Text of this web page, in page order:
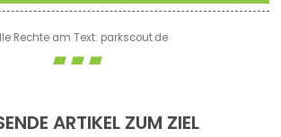
Rechte am Text: parkscout.de
ARTIKEL ZUM ZIEL